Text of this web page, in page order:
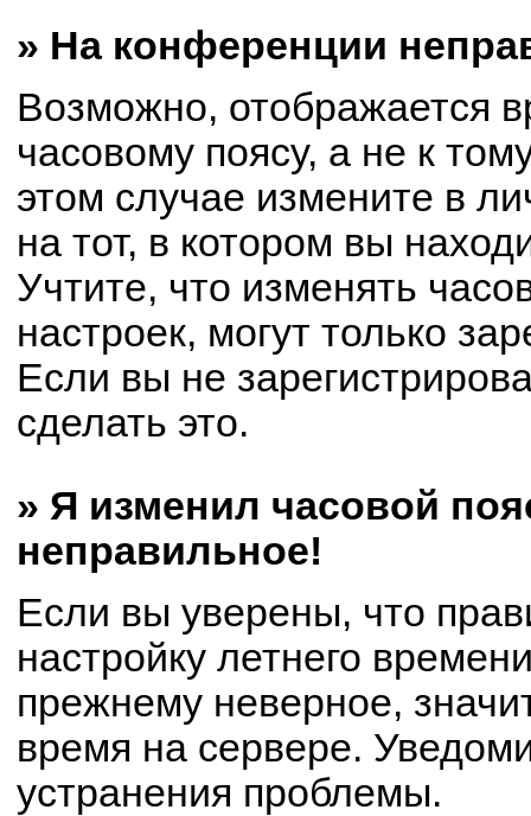
» На конференции
Возможно, отображается
часовому поясу, а не к
этом случае измените в
на тот, в котором вы
Учтите, что изменять
настроек, могут только
Если вы не
сделать это.
» Я изменил часовой
неправильное!
Если вы уверены, что
настройку летнего
прежнему неверное,
время на сервере.
устранения проблемы.